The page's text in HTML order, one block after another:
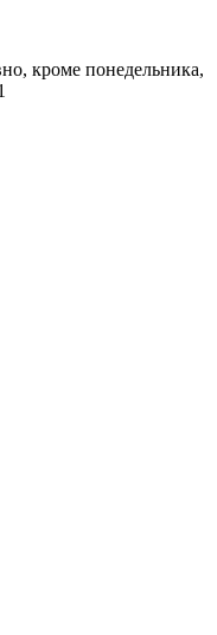
кроме понедельника,